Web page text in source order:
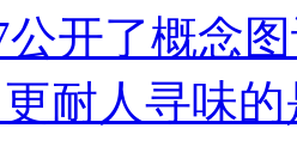
公开了概念
耐人寻味